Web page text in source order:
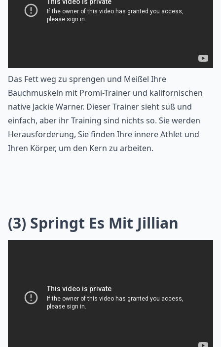
Das Fett weg zu sprengen und Meißel Ihre
Bauchmuskeln mit Promi-Trainer und kalifornischen
native Jackie Warner. Dieser Trainer sieht süß und
einfach, aber ihr Training sind nichts so. Sie werden
Herausforderung, Sie finden Ihre innere Athlet und
Ihren Körper, um den Kern zu arbeiten.
(3) Springt Es Mit Jillian